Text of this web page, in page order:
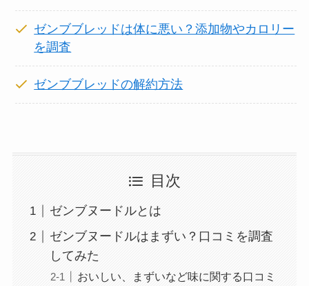
ゼンブブレッドは体に悪い？添加物やカロリー
を調査
ゼンブブレッドの解約方法
目次
ゼンブヌードルとは
ゼンブヌードルはまずい？口コミを調査
してみた
おいしい、まずいなど味に関する口コミ